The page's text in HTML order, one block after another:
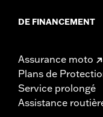
DE FINANCEMENT
Assurance moto
Plans de
Service prolongé
Assistance